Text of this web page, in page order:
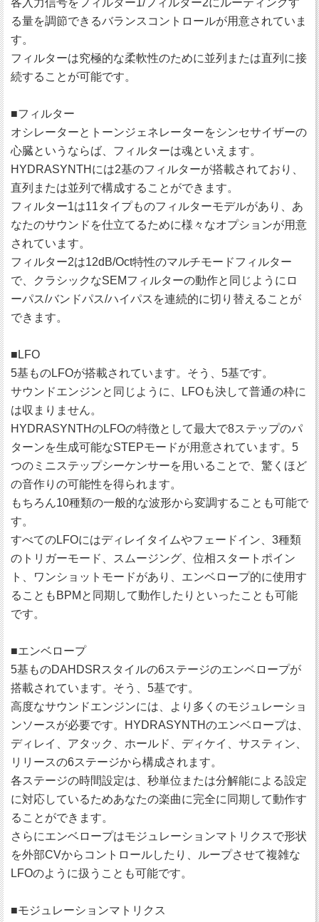
各入力信号をフィルター1/フィルター2にルーティングす
る量を調節できるバランスコントロールが用意されていま
す。
フィルターは究極的な柔軟性のために並列または直列に接
続することが可能です。
■フィルター
オシレーターとトーンジェネレーターをシンセサイザーの
心臓というならば、フィルターは魂といえます。
HYDRASYNTHには2基のフィルターが搭載されており、
直列または並列で構成することができます。
フィルター1は11タイプものフィルターモデルがあり、あ
なたのサウンドを仕立てるために様々なオプションが用意
されています。
フィルター2は12dB/Oct特性のマルチモードフィルター
で、クラシックなSEMフィルターの動作と同じようにロ
ーパス/バンドパス/ハイパスを連続的に切り替えることが
できます。
■LFO
5基ものLFOが搭載されています。そう、5基です。
サウンドエンジンと同じように、LFOも決して普通の枠に
は収まりません。
HYDRASYNTHのLFOの特徴として最大で8ステップのパ
ターンを生成可能なSTEPモードが用意されています。5
つのミニステップシーケンサーを用いることで、驚くほど
の音作りの可能性を得られます。
もちろん10種類の一般的な波形から変調することも可能で
す。
すべてのLFOにはディレイタイムやフェードイン、3種類
のトリガーモード、スムージング、位相スタートポイン
ト、ワンショットモードがあり、エンベロープ的に使用す
ることもBPMと同期して動作したりといったことも可能
です。
■エンベロープ
5基ものDAHDSRスタイルの6ステージのエンベロープが
搭載されています。そう、5基です。
高度なサウンドエンジンには、より多くのモジュレーショ
ンソースが必要です。HYDRASYNTHのエンベロープは、
ディレイ、アタック、ホールド、ディケイ、サスティン、
リリースの6ステージから構成されます。
各ステージの時間設定は、秒単位または分解能による設定
に対応しているためあなたの楽曲に完全に同期して動作す
ることができます。
さらにエンベロープはモジュレーションマトリクスで形状
を外部CVからコントロールしたり、ループさせて複雑な
LFOのように扱うことも可能です。
■モジュレーションマトリクス